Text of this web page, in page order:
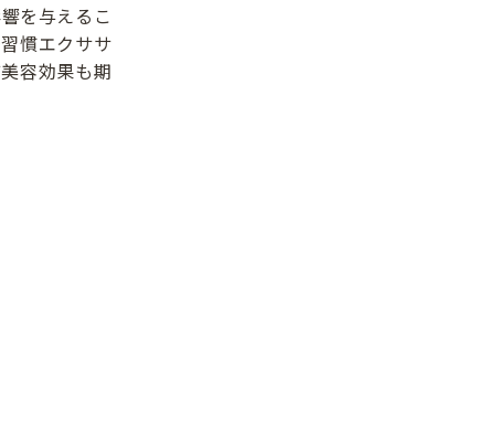
を与えるこ
慣エクササ
容効果も期